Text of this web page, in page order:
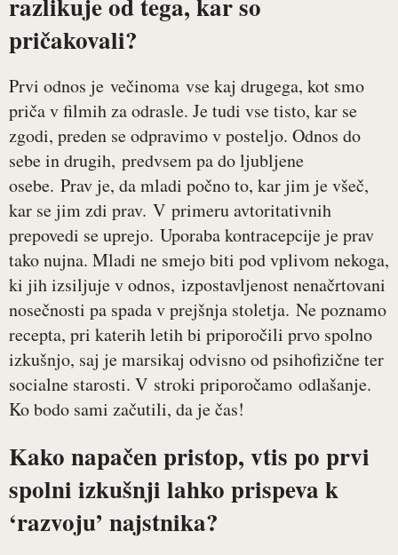
razlikuje od tega, kar so
pričakovali?
Prvi odnos je večinoma vse kaj drugega, kot smo
priča v filmih za odrasle. Je tudi vse tisto, kar se
zgodi, preden se odpravimo v posteljo. Odnos do
sebe in drugih, predvsem pa do ljubljene
osebe. Prav je, da mladi počno to, kar jim je všeč,
kar se jim zdi prav. V primeru avtoritativnih
prepovedi se uprejo. Uporaba kontracepcije je prav
tako nujna. Mladi ne smejo biti pod vplivom nekoga,
ki jih izsiljuje v odnos, izpostavljenost nenačrtovani
nosečnosti pa spada v prejšnja stoletja. Ne poznamo
recepta, pri katerih letih bi priporočili prvo spolno
izkušnjo, saj je marsikaj odvisno od psihofizične ter
socialne starosti. V stroki priporočamo odlašanje.
Ko bodo sami začutili, da je čas!
Kako napačen pristop, vtis po prvi
spolni izkušnji lahko prispeva k
‘razvoju’ najstnika?